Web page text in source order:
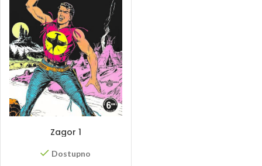
Zagor 1
Dostupno